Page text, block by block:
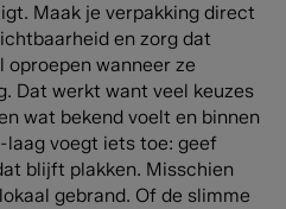
Maak je verpakking direct
en zorg dat
oproepen wanneer ze
Dat werkt want veel keuzes
wat bekend voelt en binnen
laag voegt iets toe: geef
blijft plakken. Misschien
gebrand. Of de slimme